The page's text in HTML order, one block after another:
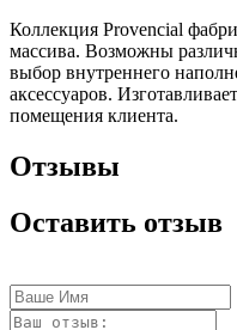
Коллекция Provencial
массива. Возможны
выбор внутреннего
аксессуаров.
помещения клиента.
Отзывы
Оставить отзыв